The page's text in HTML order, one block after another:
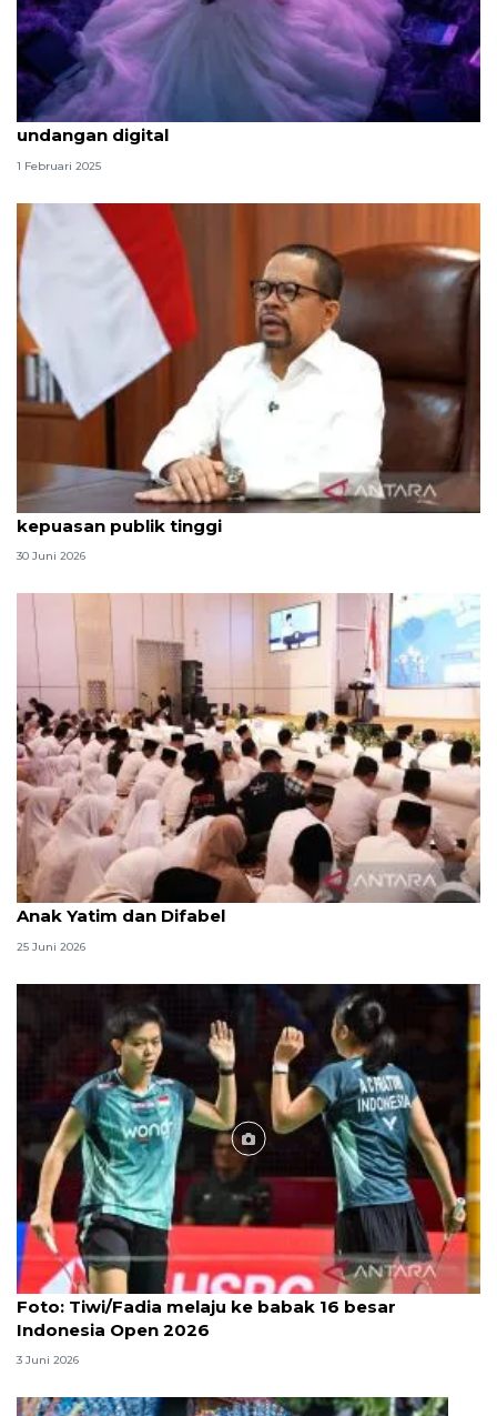
Kaspersky deteksi adanya penipuan bermoduskan
undangan digital
1 Februari 2025
Qodari: Pemerintah tak puas diri meski tingkat
kepuasan publik tinggi
30 Juni 2026
Menag jadikan setiap 10 Muharam sebagai Lebaran
Anak Yatim dan Difabel
25 Juni 2026
Foto
Foto: Tiwi/Fadia melaju ke babak 16 besar
Indonesia Open 2026
3 Juni 2026